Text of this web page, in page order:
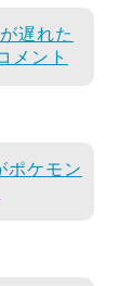
遅れた
メント
ポケモン